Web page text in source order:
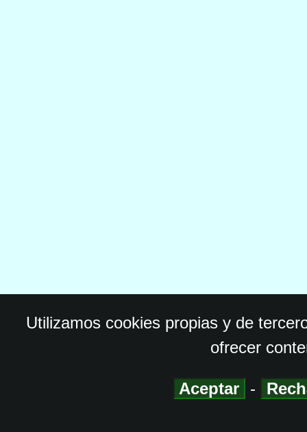
Utilizamos cookies propias y de
ofrecer
Aceptar -